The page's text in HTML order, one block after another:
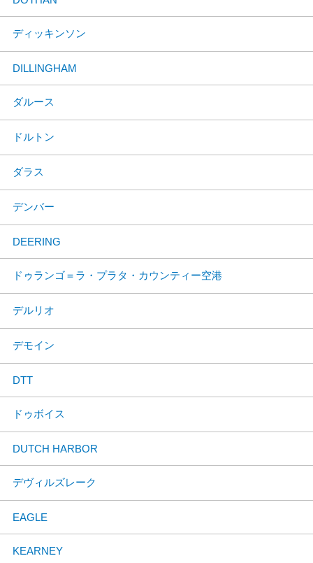
ディッキンソン
DILLINGHAM
ダルース
ドルトン
ダラス
デンバー
DEERING
ドゥランゴ＝ラ・プラタ・カウンティー空港
デルリオ
デモイン
DTT
ドゥボイス
DUTCH HARBOR
デヴィルズレーク
EAGLE
KEARNEY